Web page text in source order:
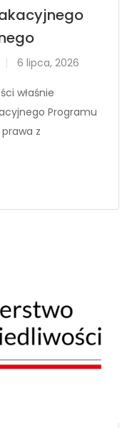
6 lipca, 2026
właśnie
Programu
z